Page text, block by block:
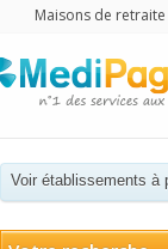
Maisons de retraite
Voir établissements à